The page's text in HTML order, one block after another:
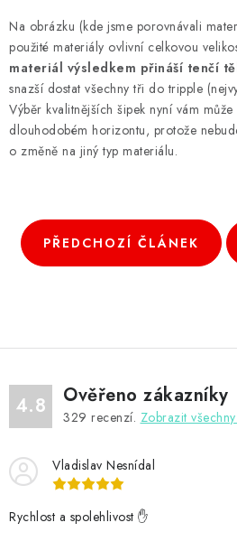
Na obrázku (kde jsme porovnávali
použité materiály ovlivní celkovou
materiál výsledkem přináší tenčí
snazší dostat všechny tři do tripple
Výběr kvalitnějších šipek nyní vám
dlouhodobém horizontu, protože
o změně na jiný typ materiálu.
PŘEDCHOZÍ ČLÁNEK
4.8 Ověřeno zákazníky
329 recenzí. Zobrazit
Vladislav Nesnídal
Rychlost a spolehlivost ✋